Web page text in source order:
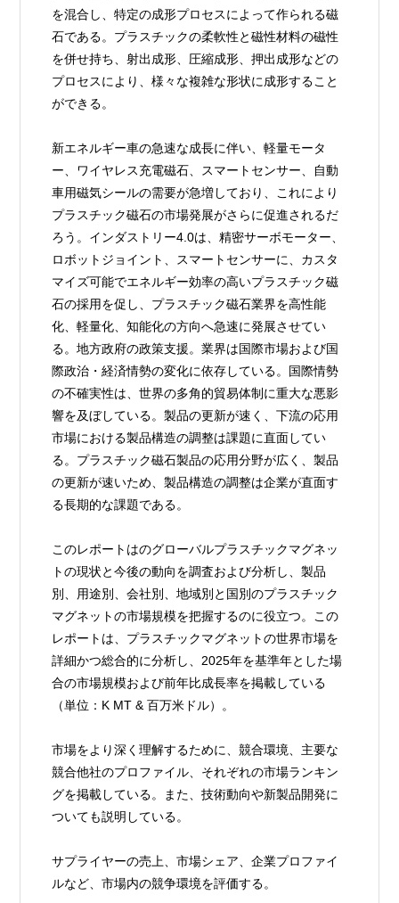
を混合し、特定の成形プロセスによって作られる磁
石である。プラスチックの柔軟性と磁性材料の磁性
を併せ持ち、射出成形、圧縮成形、押出成形などの
プロセスにより、様々な複雑な形状に成形すること
ができる。
新エネルギー車の急速な成長に伴い、軽量モータ
ー、ワイヤレス充電磁石、スマートセンサー、自動
車用磁気シールの需要が急増しており、これにより
プラスチック磁石の市場発展がさらに促進されるだ
ろう。インダストリー4.0は、精密サーボモーター、
ロボットジョイント、スマートセンサーに、カスタ
マイズ可能でエネルギー効率の高いプラスチック磁
石の採用を促し、プラスチック磁石業界を高性能
化、軽量化、知能化の方向へ急速に発展させてい
る。地方政府の政策支援。業界は国際市場および国
際政治・経済情勢の変化に依存している。国際情勢
の不確実性は、世界の多角的貿易体制に重大な悪影
響を及ぼしている。製品の更新が速く、下流の応用
市場における製品構造の調整は課題に直面してい
る。プラスチック磁石製品の応用分野が広く、製品
の更新が速いため、製品構造の調整は企業が直面す
る長期的な課題である。
このレポートはのグローバルプラスチックマグネッ
トの現状と今後の動向を調査および分析し、製品
別、用途別、会社別、地域別と国別のプラスチック
マグネットの市場規模を把握するのに役立つ。この
レポートは、プラスチックマグネットの世界市場を
詳細かつ総合的に分析し、2025年を基準年とした場
合の市場規模および前年比成長率を掲載している
（単位：K MT & 百万米ドル）。
市場をより深く理解するために、競合環境、主要な
競合他社のプロファイル、それぞれの市場ランキン
グを掲載している。また、技術動向や新製品開発に
ついても説明している。
サプライヤーの売上、市場シェア、企業プロファイ
ルなど、市場内の競争環境を評価する。